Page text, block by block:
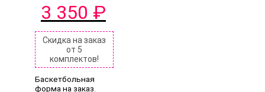
Первоначальная
цена
составляла
4
190 ₽.
3 350 ₽цена:
3
350 ₽.
Скидка на заказ
от 5
комплектов!
Баскетбольная
форма на заказ.